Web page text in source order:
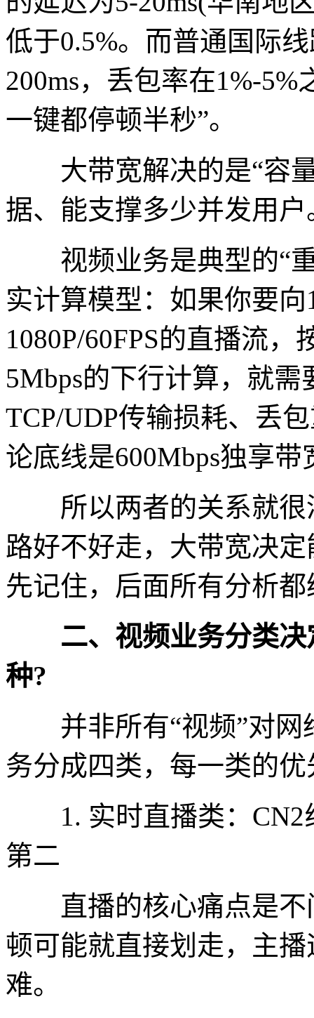
低于0.5%。而普通国际
200ms，丢包率在1%-
一键都停顿半秒”。
大带宽解决的是“容
据、能支撑多少并发用户
视频业务是典型的“重
实计算模型：如果你要
1080P/60FPS的直播流
5Mbps的下行计算，就
TCP/UDP传输损耗、丢
论底线是600Mbps独享带
所以两者的关系就很
路好不好走，大带宽决
先记住，后面所有分析
二、视频业务分类决
种?
并非所有“视频”对网
务分成四类，每一类的
1. 实时直播类：CN2
第二
直播的核心痛点是不
顿可能就直接划走，主
难。